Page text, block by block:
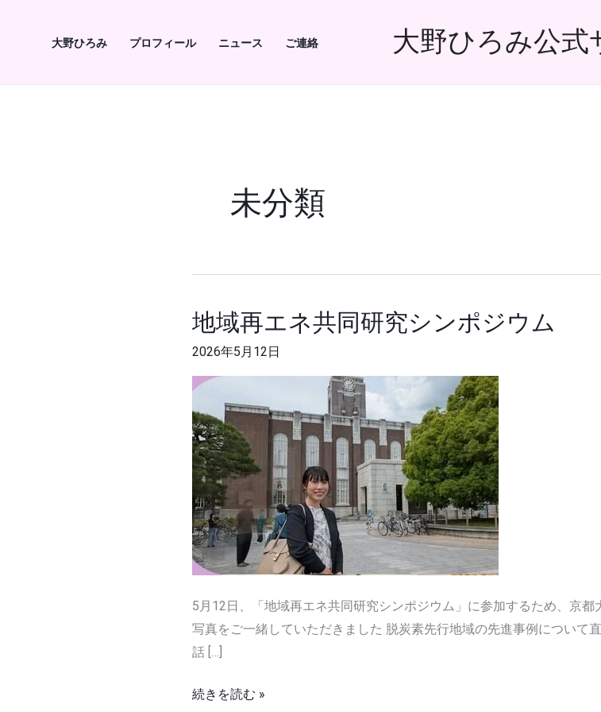
大野ひろみ プロフィール ニュース ご連絡 大野ひろみ公式
未分類
地域再エネ共同研究シンポジウム
2026年5月12日
5月12日、「地域再エネ共同研究シンポジウム」に参加するため、京
写真をご一緒していただきました 脱炭素先行地域の先進事例について
話 […]
地
エ
ネ
共
同
研
究
シ
ン
ポ
ウ
ム
続きを読む »